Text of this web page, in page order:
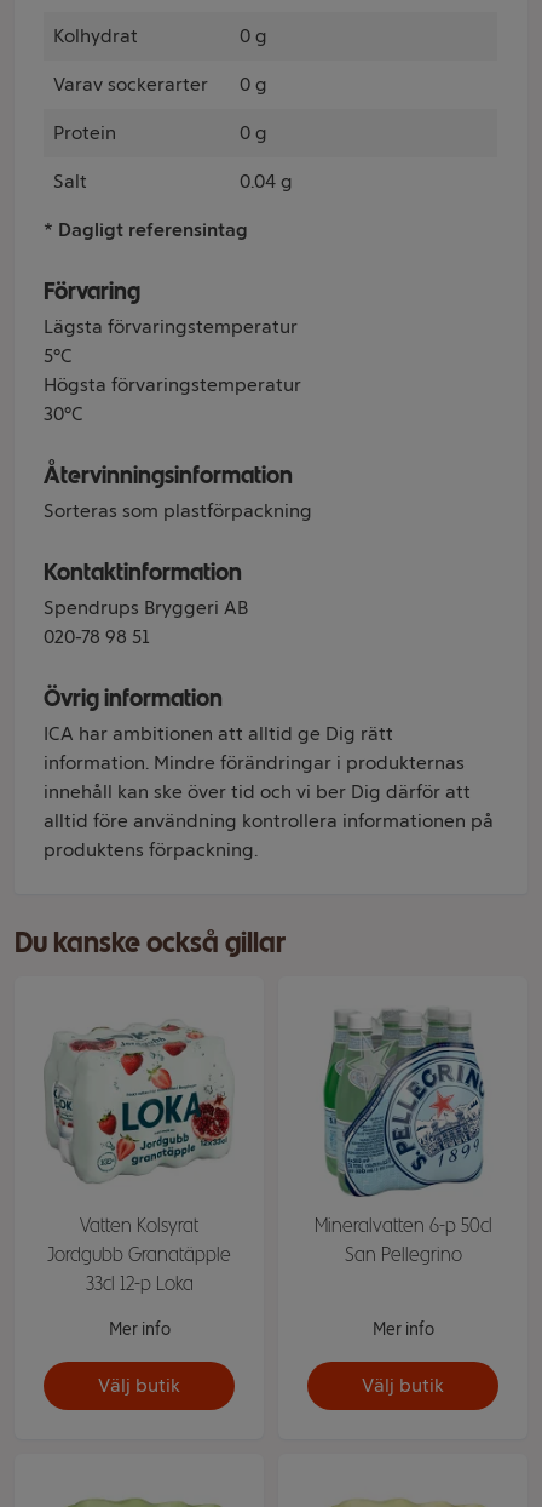
Kolhydrat 0 g
Varav sockerarter 0 g
Protein 0 g
Salt 0.04 g
* Dagligt referensintag
Förvaring
Lägsta förvaringstemperatur
5°C
Högsta förvaringstemperatur
30°C
Återvinningsinformation
Sorteras som plastförpackning
Kontaktinformation
Spendrups Bryggeri AB
020-78 98 51
Övrig information
ICA har ambitionen att alltid ge Dig rätt
information. Mindre förändringar i produkternas
innehåll kan ske över tid och vi ber Dig därför att
alltid före användning kontrollera informationen på
produktens förpackning.
Du kanske också gillar
Vatten Kolsyrat
Jordgubb Granatäpple
33cl 12-p Loka
Mer info
Välj butik
Mineralvatten 6-p 50cl
San Pellegrino
Mer info
Välj butik